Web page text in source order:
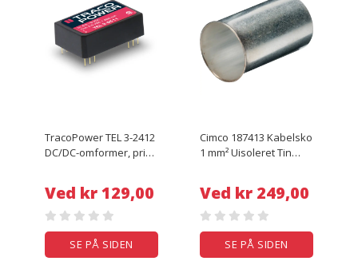
TracoPower TEL 3-2412
DC/DC-omformer, print
1 x Indhold 1 stk
Ved kr 129,00
SE PÅ SIDEN
Cimco 187413 Kabelsko
1 mm² Uisoleret Tin
Ved kr 249,00
SE PÅ SIDEN